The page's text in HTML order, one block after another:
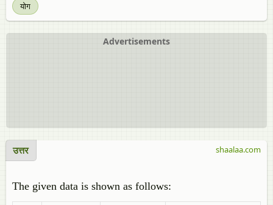
योग
Advertisements
उत्तर
The given data is shown as follows:
shaalaa.com